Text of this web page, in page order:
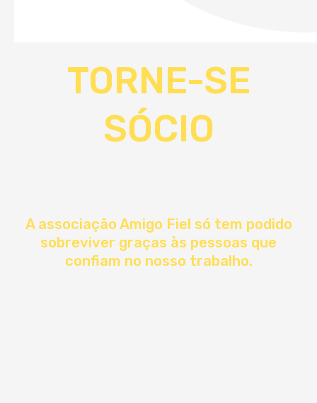
TORNE-SE
SÓCIO
A associação Amigo Fiel só tem podido
sobreviver graças às pessoas que
confiam no nosso trabalho.